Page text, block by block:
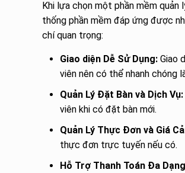
Khi lựa chọn một phần mềm
thống phần mềm đáp ứng được
chí quan trọng:
Giao diện Dễ Sử Dụng:Giao
viên nên có thể nhanh chóng
Quản Lý Đặt Bàn và Dịch Vụ:
viên khi có đặt bàn mới.
Quản Lý Thực Đơn và Giá
thực đơn trực tuyến nếu có.
Hỗ Trợ Thanh Toán Đa